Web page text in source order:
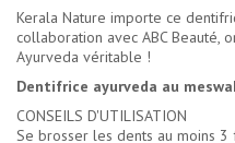
Kerala Nature importe ce
collaboration avec ABC Beauté,
Ayurveda véritable !
Dentifrice ayurveda au
CONSEILS D'UTILISATION
Se brosser les dents au moins